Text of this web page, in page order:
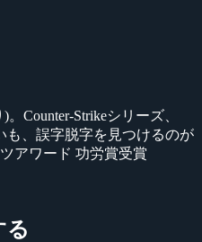
Counter-Strikeシリーズ、
も、誤字脱字を見つけるのが
アワード 功労賞受賞
る